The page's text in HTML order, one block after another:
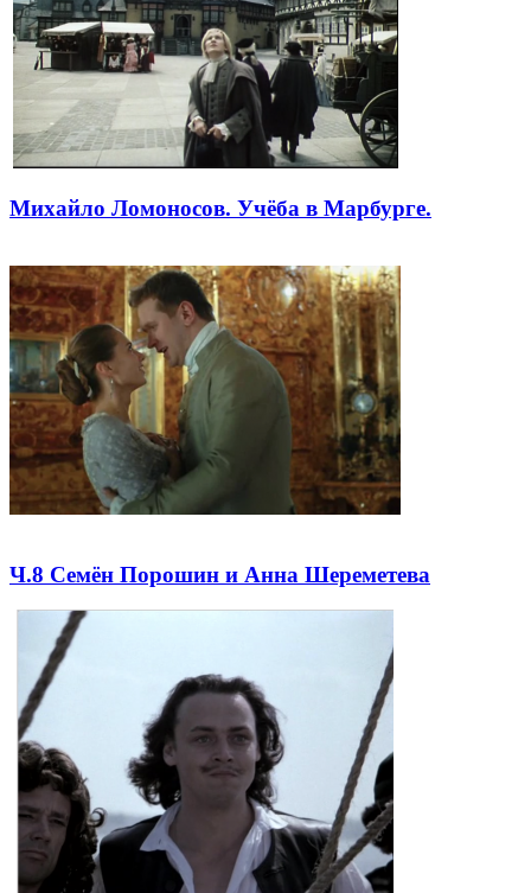
Михайло Ломоносов. Учёба в Марбурге.
Ч.8 Семён Порошин и Анна Шереметева